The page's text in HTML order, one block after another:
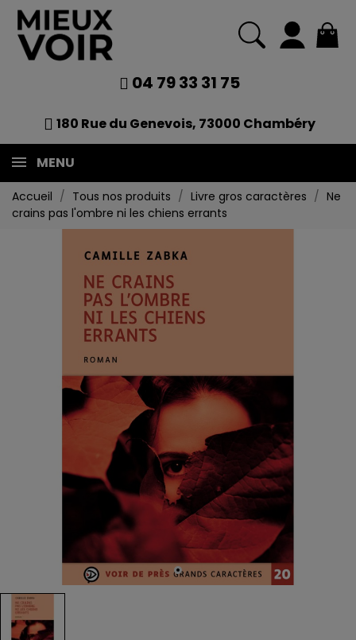
04 79 33 31 75
180 Rue du Genevois, 73000 Chambéry
MENU
Accueil Tous nos produits Livre gros caractères
Ne
crains pas l'ombre ni les chiens errants